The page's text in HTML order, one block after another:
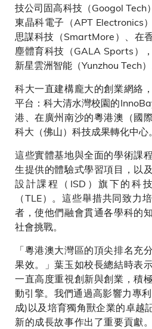
技公司固高科技（Googol Tech
東晶科電子（APT Electronics
思謀科技（SmartMore）、在
塵體育科技（GALA Sports）
新星雲洲智能（Yunzhou Tech）
科大一直建構龐大的創業網絡
平台：科大清水灣校園的
港、在廣州南沙的粵港澳（國
科大（佛山）科技成果轉化中心。
這些實體基地與全面的學術課
生提供的體驗式學習項目，以
設計課程（ISD）旗下的科
（TLE）。這些舉措共同致力
者，使他們融會貫通各學科的
社會挑戰。
「粵港澳大灣區的頂尖排名充
果效。」葉玉如校長總結時表
一直高度重視創新與創業，積
動引擎。我們通過高影響力專
成)以及培育獨角獸企業的卓越
新的成長故事作出了重要貢獻